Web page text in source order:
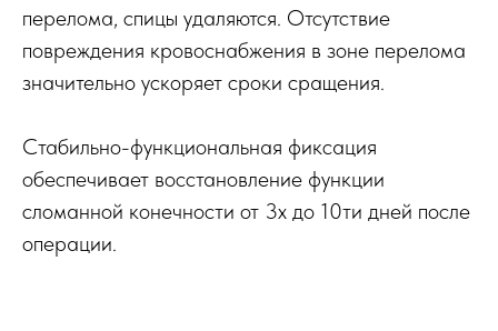
перелома, спицы удаляются. Отсутствие
повреждения кровоснабжения в зоне перелома
значительно ускоряет сроки сращения.
Стабильно-функциональная фиксация
обеспечивает восстановление функции
сломанной конечности от 3х до 10ти дней после
операции.